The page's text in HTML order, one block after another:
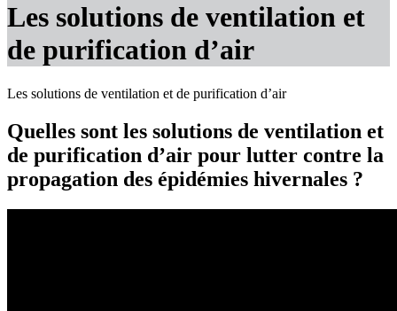
Les solutions de ventilation et
de purification d’air
Les solutions de ventilation et de purification d’air
Quelles sont les solutions de ventilation et
de purification d’air pour lutter contre la
propagation des épidémies hivernales ?